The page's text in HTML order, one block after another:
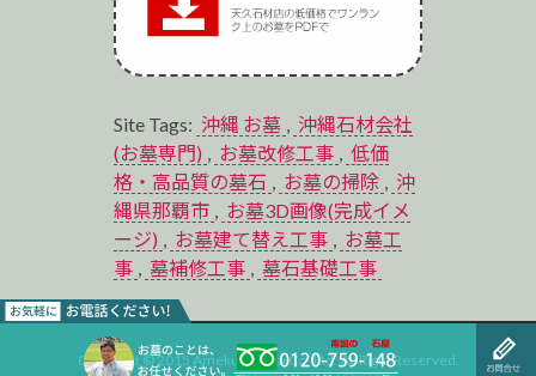
Site Tags: 沖縄 お墓
沖縄石材会社
(お墓専門)
お墓改修工事
低価
格・高品質の墓石
お墓の掃除
沖
縄県那覇市
お墓3D画像(完成イメ
ージ)
お墓建て替え工事
お墓工
事
墓補修工事 墓石基礎工事
Copyright © 2015 Ameku Sekizai Co.,Ltd. All Right Reserved.